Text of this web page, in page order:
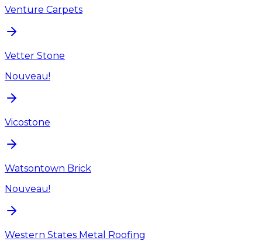
Venture Carpets
Vetter Stone
Nouveau!
Vicostone
Watsontown Brick
Nouveau!
Western States Metal Roofing